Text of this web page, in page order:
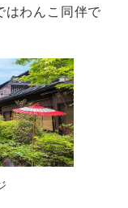
はわんこ同伴で